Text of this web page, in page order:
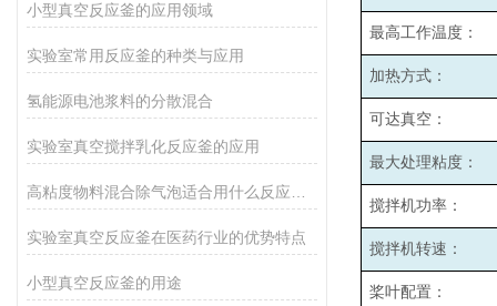
小型真空反应釜的应用领域
实验室常用反应釜的种类与应用
氢能源电池浆料的分散混合
实验室真空搅拌乳化反应釜的应用
实验室真空反应釜在医药行业的优势特点
小型真空反应釜的用途
最高工作温度：
加热方式：
可达真空：
最大处理粘度：
搅拌机功率：
搅拌机转速：
桨叶配置：